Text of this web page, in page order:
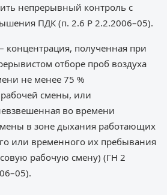
непрерывный контроль с
ПДК (п. 2.6 Р 2.2.2006–05).
концентрация, полученная при
отборе проб воздуха
не менее 75 %
смены, или
во времени
в зоне дыхания работающих
или временного их пребывания
рабочую смену) (ГН 2